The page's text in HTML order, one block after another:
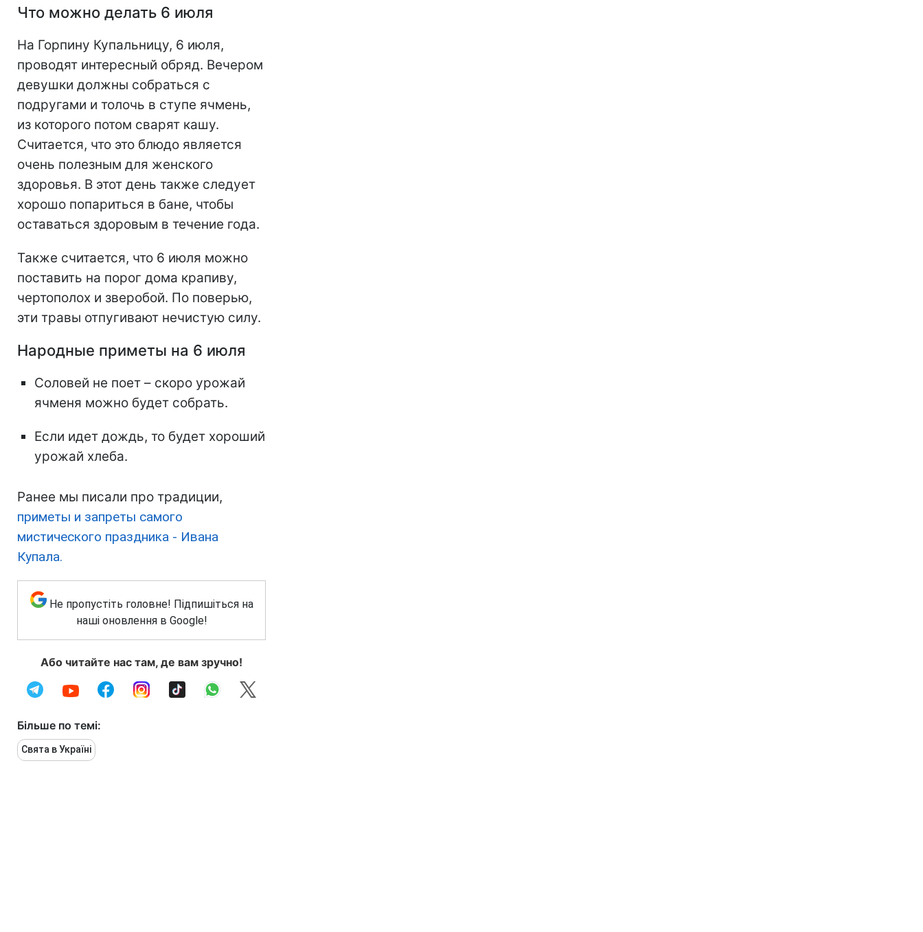
Что можно делать 6 июля
На Горпину Купальницу, 6 июля,
проводят интересный обряд. Вечером
девушки должны собраться с
подругами и толочь в ступе ячмень,
из которого потом сварят кашу.
Считается, что это блюдо является
очень полезным для женского
здоровья. В этот день также следует
хорошо попариться в бане, чтобы
оставаться здоровым в течение года.
Также считается, что 6 июля можно
поставить на порог дома крапиву,
чертополох и зверобой. По поверью,
эти травы отпугивают нечистую силу.
Народные приметы на 6 июля
Соловей не поет – скоро урожай
ячменя можно будет собрать.
Если идет дождь, то будет хороший
урожай хлеба.
Ранее мы писали про традиции,
приметы и запреты самого
мистического праздника - Ивана
Купала.
Не пропустіть головне! Підпишіться на
наші оновлення в Google!
Або читайте нас там, де вам зручно!
Більше по темі:
Свята в Україні